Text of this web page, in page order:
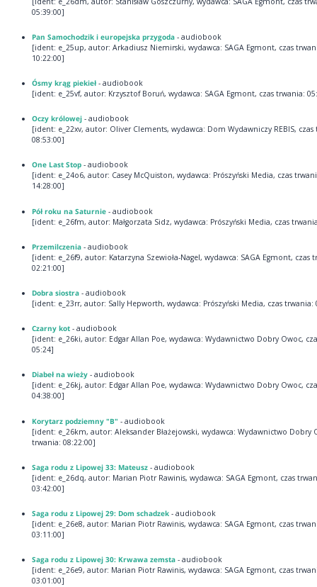
05:39:00]
Pan Samochodzik i europejska przygoda- audiobook
[ident: e_25up, autor: Arkadiusz Niemirski, wydawca: SAGA Egmont, czas
10:22:00]
Ósmy krąg piekieł - audiobook
[ident: e_25vf, autor: Krzysztof Boruń, wydawca: SAGA Egmont, czas trwania:
Oczy królowej - audiobook
[ident: e_22xv, autor: Oliver Clements, wydawca: Dom Wydawniczy REBIS, czas
08:53:00]
One Last Stop - audiobook
[ident: e_24o6, autor: Casey McQuiston, wydawca: Prószyński Media, czas
14:28:00]
Pół roku na Saturnie- audiobook
[ident: e_26fm, autor: Małgorzata Sidz, wydawca: Prószyński Media, czas
Przemilczenia - audiobook
[ident: e_26f9, autor: Katarzyna Szewioła-Nagel, wydawca: SAGA Egmont, czas
02:21:00]
Dobra siostra- audiobook
[ident: e_23rr, autor: Sally Hepworth, wydawca: Prószyński Media, czas trwania:
Czarny kot- audiobook
[ident: e_26ki, autor: Edgar Allan Poe, wydawca: Wydawnictwo Dobry Owoc,
05:24]
Diabeł na wieży- audiobook
[ident: e_26kj, autor: Edgar Allan Poe, wydawca: Wydawnictwo Dobry Owoc,
04:38:00]
Korytarz podziemny "B" - audiobook
[ident: e_26km, autor: Aleksander Błażejowski, wydawca: Wydawnictwo Dobry
trwania: 08:22:00]
Saga rodu z Lipowej 33: Mateusz - audiobook
[ident: e_26dq, autor: Marian Piotr Rawinis, wydawca: SAGA Egmont, czas
03:42:00]
Saga rodu z Lipowej 29: Dom schadzek- audiobook
[ident: e_26e8, autor: Marian Piotr Rawinis, wydawca: SAGA Egmont, czas
03:11:00]
Saga rodu z Lipowej 30: Krwawa zemsta - audiobook
[ident: e_26e9, autor: Marian Piotr Rawinis, wydawca: SAGA Egmont, czas
03:01:00]